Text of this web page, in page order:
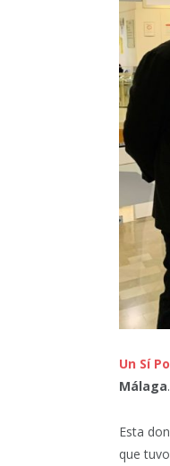
Un Sí
Málaga.
Esta
que